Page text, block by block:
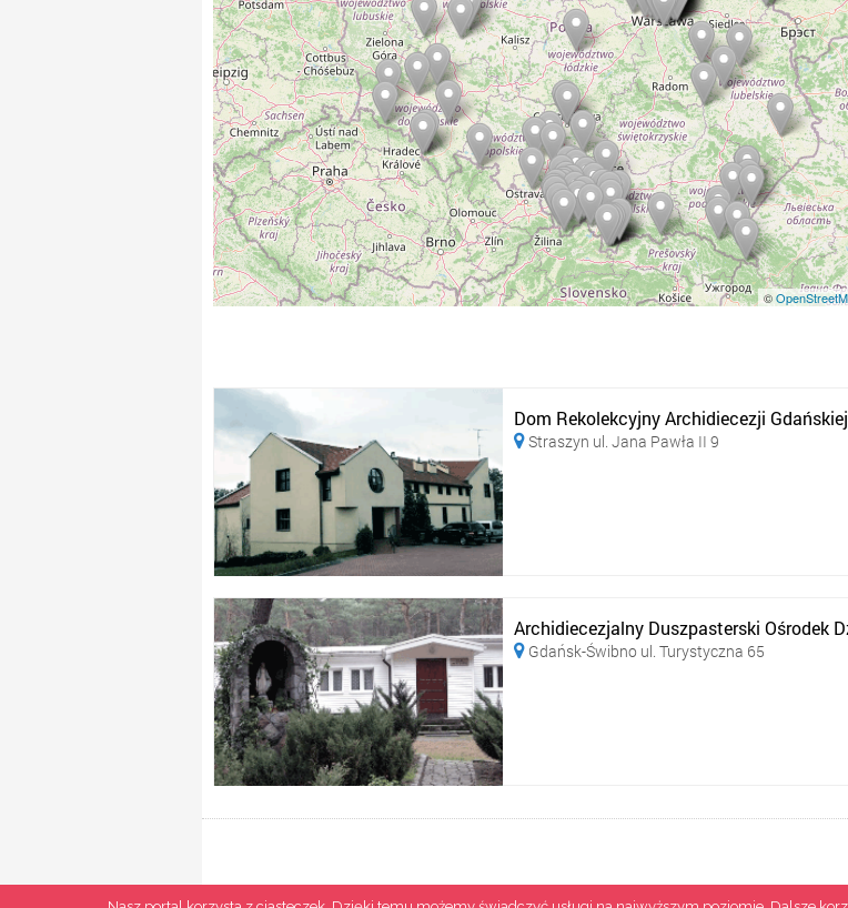
©
Dom Rekolekcyjny Archidiecezji Gdańskiej
Straszyn ul. Jana Pawła II 9
Archidiecezjalny Duszpasterski Ośrodek
 Gdańsk-Świbno ul. Turystyczna 65